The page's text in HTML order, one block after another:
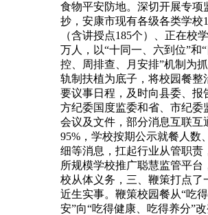
食物平安防地。深切开展专项
抄，安康市现有各级各类学校
（含讲授点185个）、正在校
万人，以“十同一、六到位”和
控、周排查、月安排”机制为
轨制扶植为底子，将校园餐整
要议事日程，及时向县委、报
方纪委国度监委和省、市纪委
会议及文件，部分消息互联互
95%，学校按期公示就餐人数
细等消息，扛起行业从管职责
所规模学校推广聪慧监管平台
校从体义务，三、鞭策打点了
近生实事。鞭策校园餐从“吃
安”向“吃得健康、吃得养分”